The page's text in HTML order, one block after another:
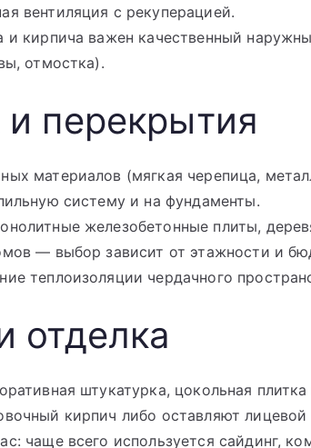
вентиляция с рекуперацией.
и кирпича важен качественный
отмостка).
перекрытия
материалов (мягкая черепица,
систему и на фундаменты.
железобетонные плиты,
— выбор зависит от этажности и
теплоизоляции чердачного
отделка
штукатурка, цокольная
кирпич либо оставляют
чаще всего используется сайдинг,